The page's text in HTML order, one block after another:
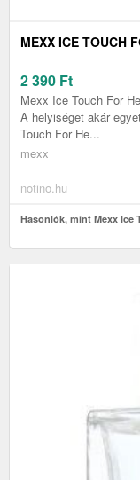
MEXX ICE TOUCH
2 390 Ft
Mexx Ice Touch For
A helyiséget akár
Touch For He...
mexx
notino.hu
Hasonlók, mint Mexx Ice